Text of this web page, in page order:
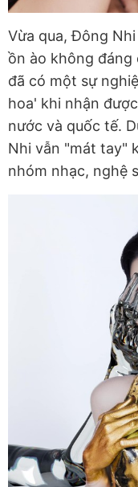
Vừa qua, Đông
ồn ào không đáng
đã có một sự
hoa' khi nhận
nước và quốc tế.
Nhi vẫn "mát tay"
nhóm nhạc, nghệ